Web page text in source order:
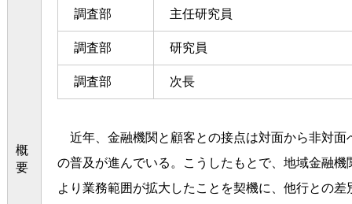
概
要
調査部 主任研究員
調査部 研究員
調査部 次長
近年、金融機関と顧客との接点は対面から非対面
の普及が進んでいる。こうしたもとで、地域金融
より業務範囲が拡大したことを契機に、他行との